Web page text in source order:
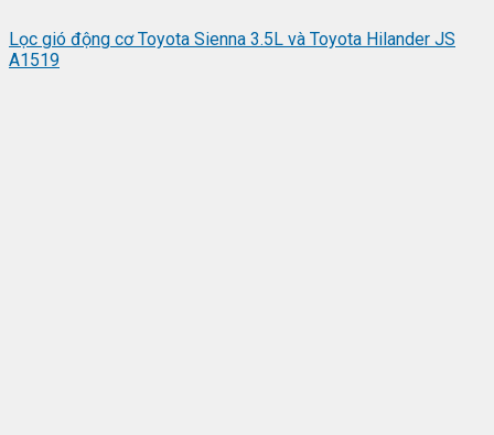
Lọc gió động cơ Toyota Sienna 3.5L và Toyota Hilander JS
A1519